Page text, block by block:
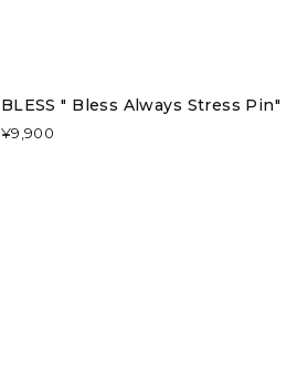
BLESS " Bless Always Stress Pin"
¥9,900